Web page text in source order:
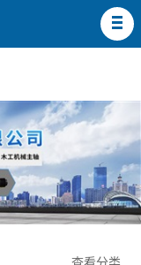
查看分类